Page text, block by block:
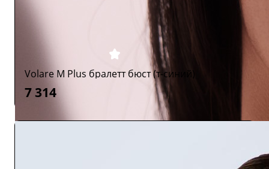
Volare M Plus бралетт бюст (т-синий)
7 314